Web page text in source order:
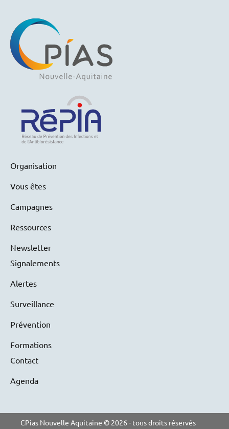
Organisation
Vous êtes
Campagnes
Ressources
Newsletter
Signalements
Alertes
Surveillance
Prévention
Formations
Contact
Agenda
CPias Nouvelle Aquitaine © 2026 - tous droits réservés